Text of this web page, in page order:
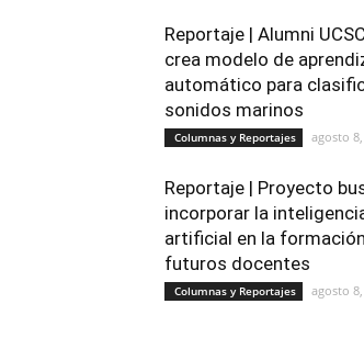
Reportaje | Alumni
crea modelo de
automático para
sonidos marinos
Columnas y Reportajes agosto
Reportaje | Proyecto
incorporar la
artificial en la
futuros docentes
Columnas y Reportajes agosto